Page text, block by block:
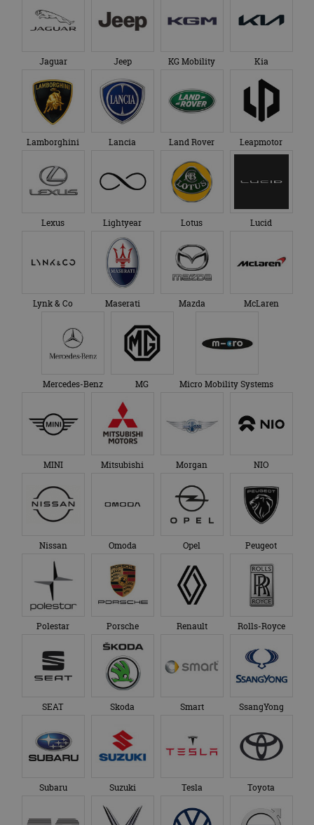
Jaguar Jeep KG Mobility Kia
Lamborghini Lancia Land Rover Leapmotor
Lexus Lightyear Lotus Lucid
Lynk & Co Maserati Mazda McLaren
Mercedes-Benz MG Micro Mobility Systems
MINI Mitsubishi Morgan NIO
Nissan Omoda Opel Peugeot
Polestar Porsche Renault Rolls-Royce
SEAT Skoda Smart SsangYong
Subaru Suzuki Tesla Toyota